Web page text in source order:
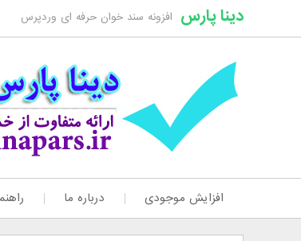
دینا پارس افزونه سند خوان حرفه ای وردپرس
افزایش موجودی درباره ما